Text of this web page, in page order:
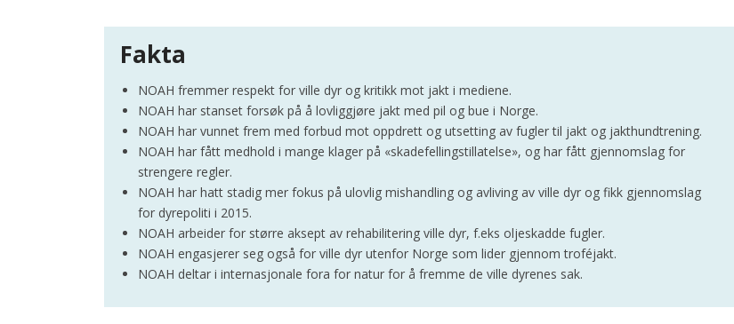
Fakta
NOAH fremmer respekt for ville dyr og kritikk mot jakt i mediene.
NOAH har stanset forsøk på å lovliggjøre jakt med pil og bue i Norge.
NOAH har vunnet frem med forbud mot oppdrett og utsetting av fugler til jakt og jakthundtrening.
NOAH har fått medhold i mange klager på «skadefellingstillatelse», og har fått gjennomslag for
strengere regler.
NOAH har hatt stadig mer fokus på ulovlig mishandling og avliving av ville dyr og fikk gjennomslag
for dyrepoliti i 2015.
NOAH arbeider for større aksept av rehabilitering ville dyr, f.eks oljeskadde fugler.
NOAH engasjerer seg også for ville dyr utenfor Norge som lider gjennom troféjakt.
NOAH deltar i internasjonale fora for natur for å fremme de ville dyrenes sak.